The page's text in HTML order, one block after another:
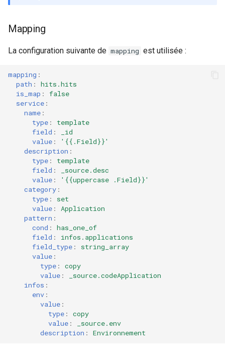
3.40.0
Notes de version Canopsis
Notes de version Canopsis
3.39.0
Notes de version Canopsis
Notes de version Canopsis
Notes de version Canopsis
Notes de version Canopsis
Notes de version Canopsis
3.34.0
Notes de version Canopsis
Mapping
La configuration suivante de mapping est utilisée :
mapping :
path :
hits.hits
is_map :
false
service :
name :
type :
template
field :
_id
value :
'{{.Field}}'
description :
type :
template
field :
_source.desc
value : '{{uppercase
.Field}}'
category :
type :
set
value :
Application
pattern :
cond :
has_one_of
field :
infos.applications
field_type :
string_array
value :
type :
copy
value :
_source.codeApplication
infos :
env :
value :
type :
copy
value :
_source.env
description : Environnement